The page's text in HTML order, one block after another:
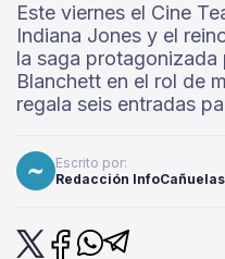
Este viernes el Cine
Indiana Jones y el
la saga
Blanchett en el rol de
regala seis entradas
Escrito por:
Redacción InfoCañuelas